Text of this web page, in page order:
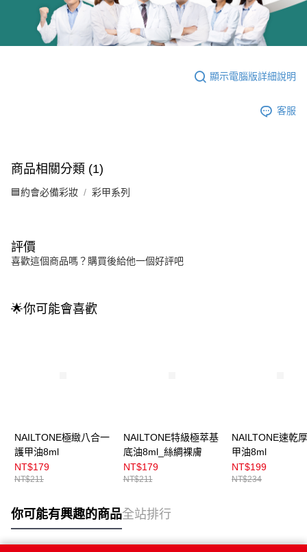
顯示電腦版詳細說明
客服
商品相關分類 (1)
🟦約會必備彩妝 彩甲系列
評價
喜歡這個商品嗎？購買後給他一個好評吧
🌟你可能會喜歡
NAILTONE極緻八合一
護甲油8ml
NT$179
NT$211
NAILTONE特級極萃基
底油8ml_絲綢裸膚
NT$179
NT$211
NAILTONE速乾
甲油8ml
NT$199
NT$234
你可能有興趣的商品全站排行